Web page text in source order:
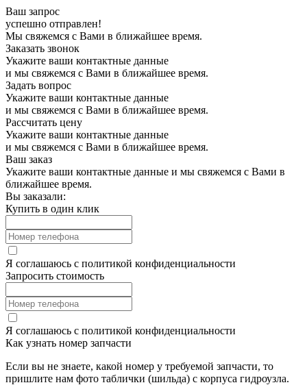
Ваш запрос
успешно отправлен!
Мы свяжемся с Вами в ближайшее время.
Заказать звонок
Укажите ваши контактные данные
и мы свяжемся с Вами в ближайшее время.
Задать вопрос
Укажите ваши контактные данные
и мы свяжемся с Вами в ближайшее время.
Рассчитать цену
Укажите ваши контактные данные
и мы свяжемся с Вами в ближайшее время.
Ваш заказ
Укажите ваши контактные данные и мы свяжемся с Вами в
ближайшее время.
Вы заказали:
Купить в один клик
Я соглашаюсь с политикой конфиденциальности
Запросить стоимость
Я соглашаюсь с политикой конфиденциальности
Как узнать номер запчасти
Если вы не знаете, какой номер у требуемой запчасти, то
пришлите нам фото таблички (шильда) с корпуса гидроузла.